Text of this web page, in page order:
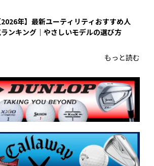
2026年】最新ユーティリティおすすめ人
ンキング｜やさしいモデルの選び方
もっと読む